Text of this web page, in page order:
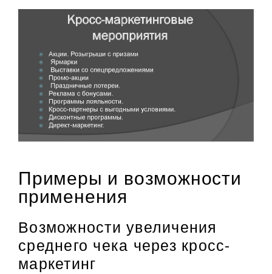
Примеры и возможности
применения
Возможности увеличения
среднего чека через кросс-
маркетинг